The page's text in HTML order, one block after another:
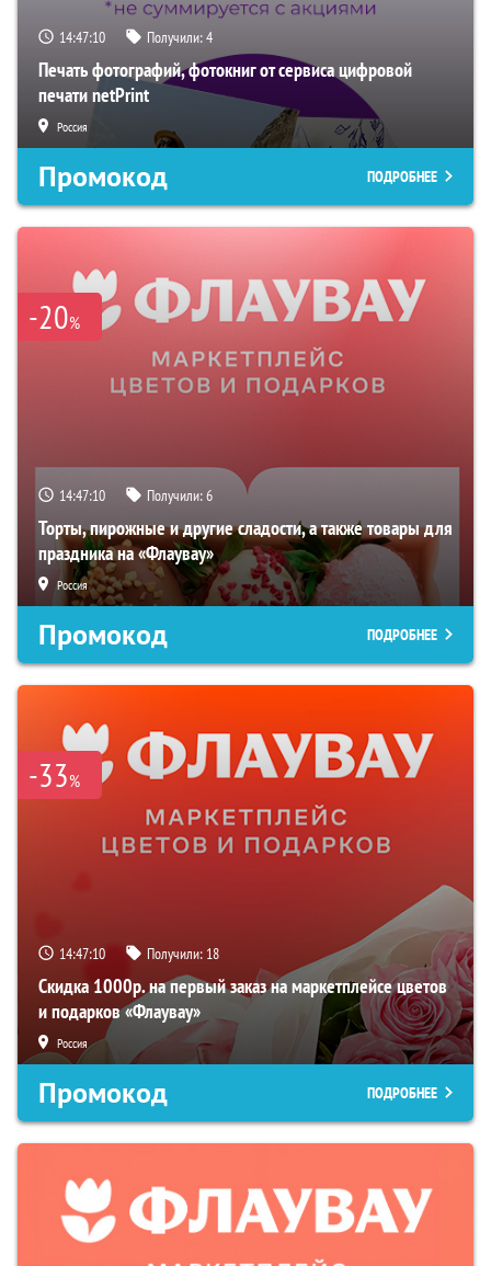
14:47:09 Получили:4
Печать фотографий, фотокниг от сервиса цифровой
печати netPrint
Россия
Промокод ПОДРОБНЕЕ
-20%
14:47:09 Получили:6
Торты, пирожные и другие сладости, а также товары для
праздника на «Флаувау»
Россия
Промокод ПОДРОБНЕЕ
-33%
14:47:09 Получили: 18
Скидка 1000р. на первый заказ на маркетплейсе цветов
и подарков «Флаувау»
Россия
Промокод ПОДРОБНЕЕ